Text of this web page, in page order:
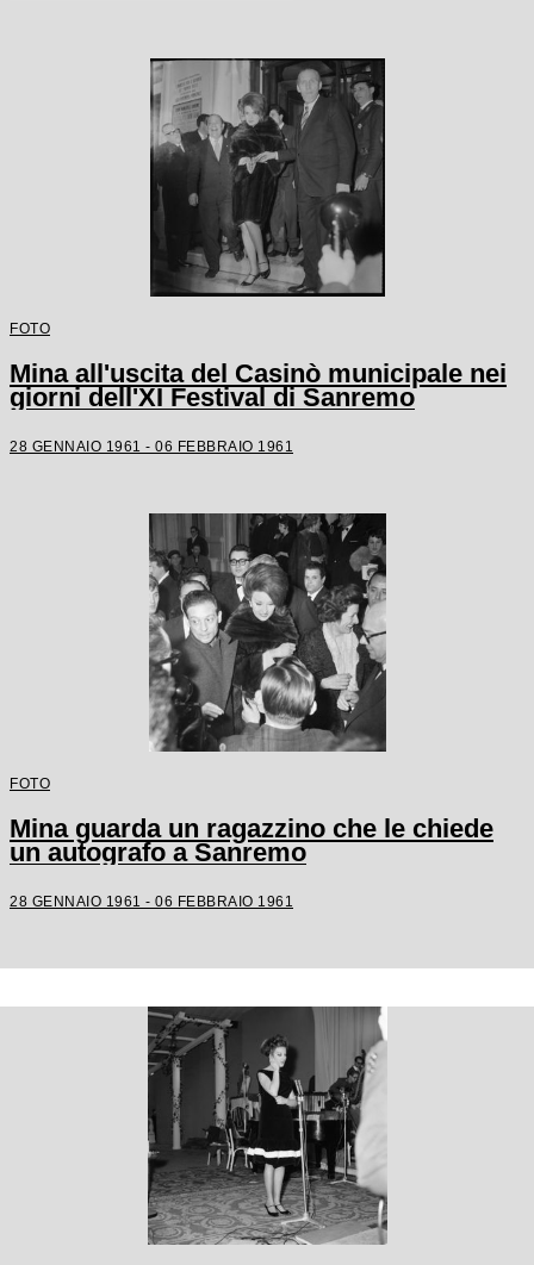
FOTO
Mina all'uscita del Casinò municipale nei
giorni dell'XI Festival di Sanremo
28 GENNAIO 1961 - 06 FEBBRAIO 1961
FOTO
Mina guarda un ragazzino che le chiede
un autografo a Sanremo
28 GENNAIO 1961 - 06 FEBBRAIO 1961